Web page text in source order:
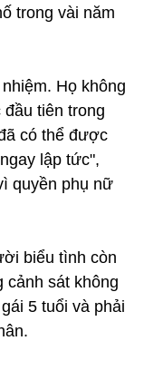
trong vài năm
Họ không
tiên trong
có thể được
lập tức",
quyền phụ nữ
biểu tình còn
cảnh sát không
5 tuổi và phải